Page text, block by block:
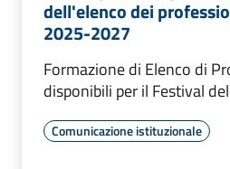
dell'elenco dei
2025-2027
Formazione di Elenco di
disponibili per il Festival
Comunicazione istituzionale